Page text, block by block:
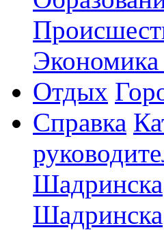
Экономика
Отдых
Справка
Шадринска
Шадринска